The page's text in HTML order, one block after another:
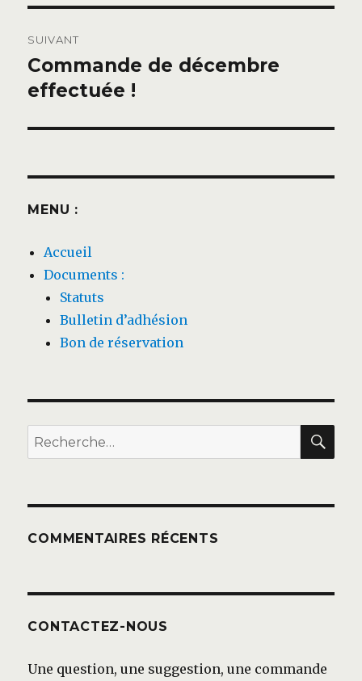
SUIVANT
Publication
suivante :
Commande de décembre
effectuée !
MENU :
Accueil
Documents :
Statuts
Bulletin d’adhésion
Bon de réservation
Recherche
pour :
COMMENTAIRES RÉCENTS
CONTACTEZ-NOUS
Une question, une suggestion, une commande